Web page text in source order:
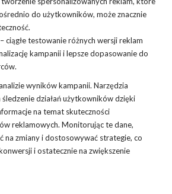
do użytkowników, może znacznie
– ciągłe testowanie różnych wersji reklam
kampanii i lepsze dopasowanie do
wyników kampanii. Narzędzia
działań użytkowników dzięki
na temat skuteczności
reklamowych. Monitorując te dane,
na zmiany i dostosowywać strategie, co
i ostatecznie na zwiększenie